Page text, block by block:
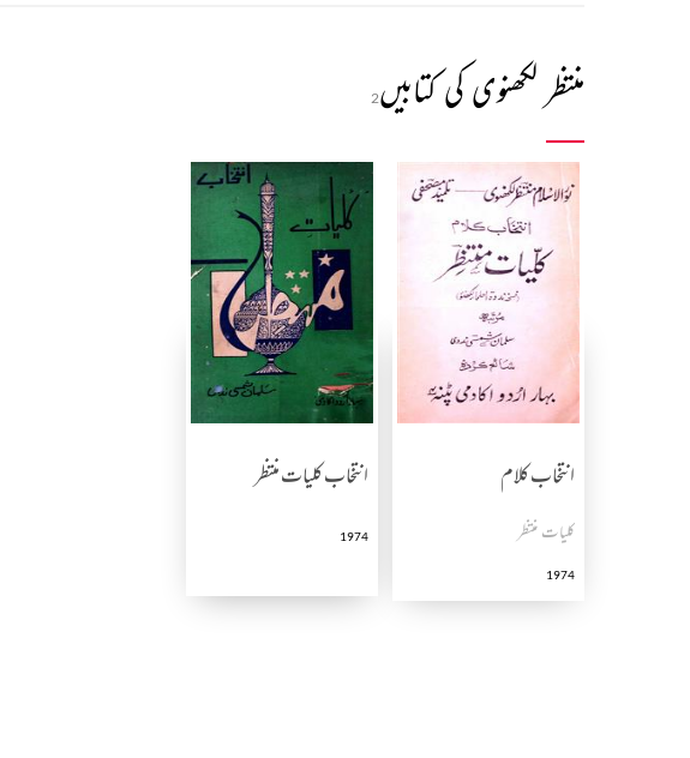
منتظر لکھنوی کی کتابیں2
انتخاب کلام
کلیات منتظر
1974
انتخاب کلیات منتظر
1974